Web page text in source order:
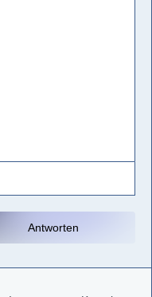
Antworten